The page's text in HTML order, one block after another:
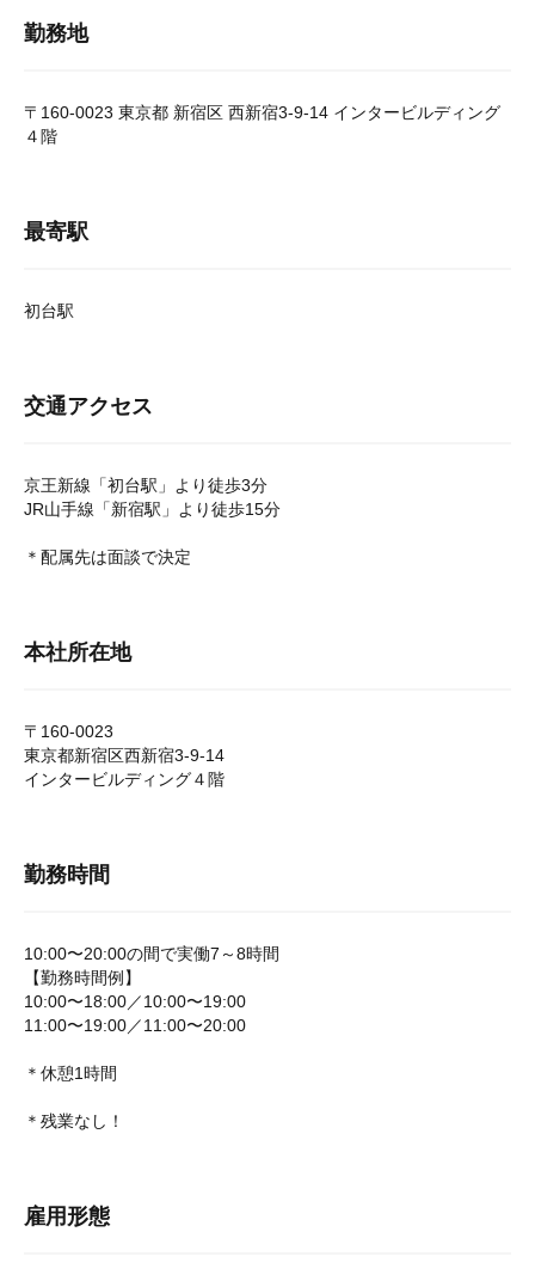
勤務地
〒160-0023 東京都 新宿区 西新宿3-9-14 インタービルディング
４階
最寄駅
初台駅
交通アクセス
京王新線「初台駅」より徒歩3分
JR山手線「新宿駅」より徒歩15分
＊配属先は面談で決定
本社所在地
〒160‐0023
東京都新宿区西新宿3-9-14
インタービルディング４階
勤務時間
10:00〜20:00の間で実働7～8時間
【勤務時間例】
10:00〜18:00／10:00〜19:00
11:00〜19:00／11:00〜20:00
＊休憩1時間
＊残業なし！
雇用形態